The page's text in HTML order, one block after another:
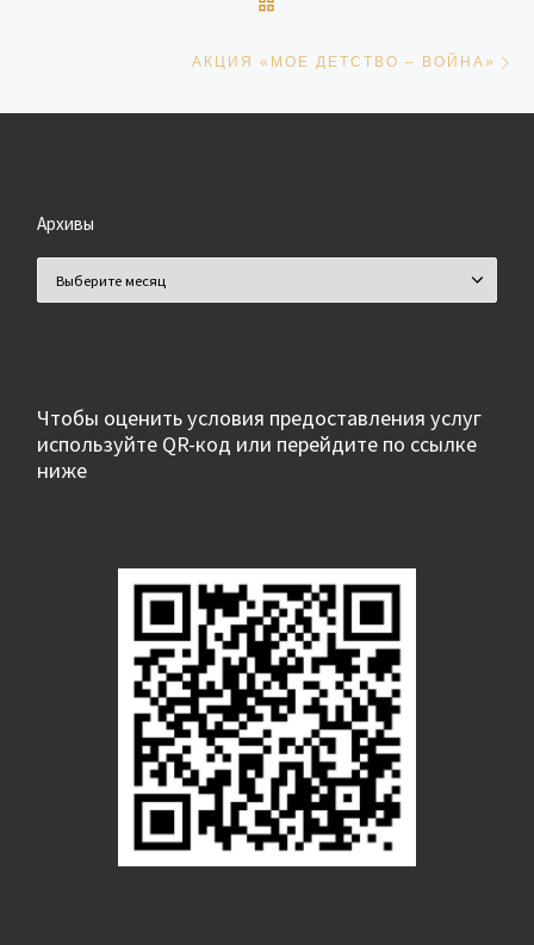
АКЦИЯ «МОЕ ДЕТСТВО – ВОЙНА»
Архивы
Чтобы оценить условия предоставления услуг
используйте QR-код или перейдите по ссылке
ниже